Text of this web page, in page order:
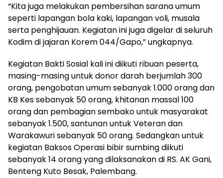
“Kita juga melakukan pembersihan sarana umum
seperti lapangan bola kaki, lapangan voli, musala
serta penghijauan. Kegiatan ini juga digelar di seluruh
Kodim di jajaran Korem 044/Gapo,” ungkapnya.
Kegiatan Bakti Sosial kali ini diikuti ribuan peserta,
masing-masing untuk donor darah berjumlah 300
orang, pengobatan umum sebanyak 1.000 orang dan
KB Kes sebanyak 50 orang, khitanan massal 100
orang dan pembagian sembako untuk masyarakat
sebanyak 1.500, santunan untuk Veteran dan
Warakawuri sebanyak 50 orang. Sedangkan untuk
kegiatan Baksos Operasi bibir sumbing diikuti
sebanyak 14 orang yang dilaksanakan di RS. AK Gani,
Benteng Kuto Besak, Palembang.